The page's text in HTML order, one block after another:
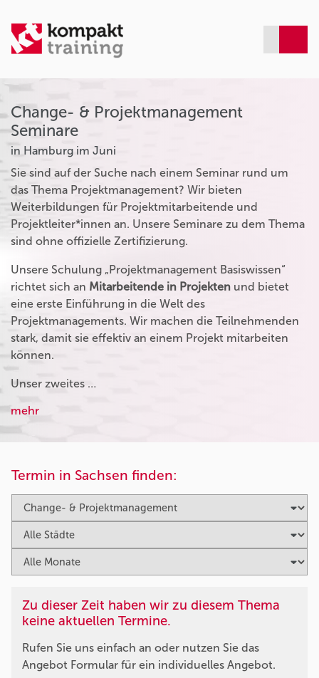
Change- & Projektmanagement
Seminare
in Hamburg im Juni
Sie sind auf der Suche nach einem Seminar rund um
das Thema Projektmanagement? Wir bieten
Weiterbildungen für Projektmitarbeitende und
Projektleiter*innen an. Unsere Seminare zu dem Thema
sind ohne offizielle Zertifizierung.
Unsere Schulung „Projektmanagement Basiswissen“
richtet sich an Mitarbeitende in Projekten und bietet
eine erste Einführung in die Welt des
Projektmanagements. Wir machen die Teilnehmenden
stark, damit sie effektiv an einem Projekt mitarbeiten
können.
Unser zweites …
mehr
Termin in Sachsen finden:
Zu dieser Zeit haben wir zu diesem Thema
keine aktuellen Termine.
Rufen Sie uns einfach an oder nutzen Sie das
Angebot Formular für ein individuelles Angebot.